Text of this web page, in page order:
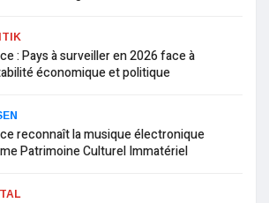
: Pays à surveiller en 2026 face à
économique et politique
reconnaît la musique électronique
Patrimoine Culturel Immatériel